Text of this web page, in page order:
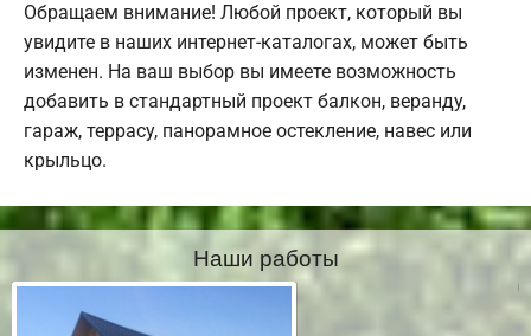
Обращаем внимание! Любой проект, который вы
увидите в наших интернет-каталогах, может быть
изменен. На ваш выбор вы имеете возможность
добавить в стандартный проект балкон, веранду,
гараж, террасу, панорамное остекление, навес или
крыльцо.
Наши работы